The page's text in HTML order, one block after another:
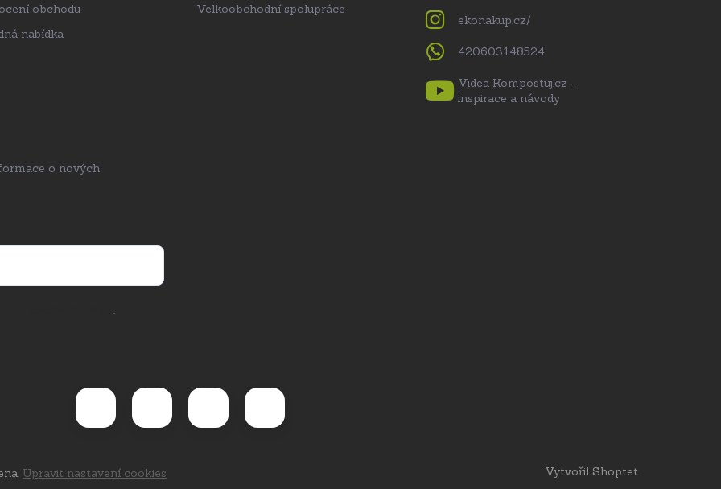
obchodu
nabídka
Velkoobchodní spolupráce
ekonakup.cz/
420603148524
Videa Kompostuj.cz –
inspirace a návody
o nových
Vytvořil Shoptet
Upravit nastavení cookies